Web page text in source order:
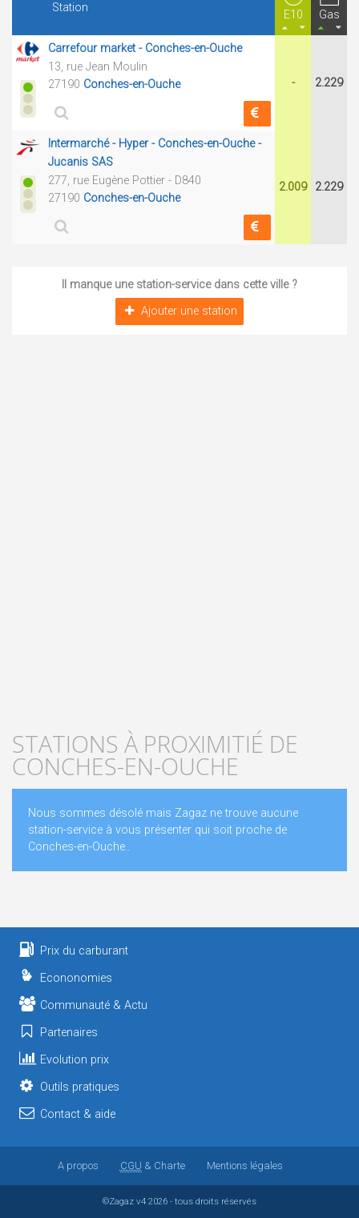
Station
E10 Gas
Carrefour market - Conches-en-Ouche
13, rue Jean Moulin
27190 Conches-en-Ouche - 2.229
Intermarché - Hyper - Conches-en-Ouche -
Jucanis SAS
277, rue Eugène Pottier - D840
27190 Conches-en-Ouche
2.009 2.229
Il manque une station-service dans cette ville ?
Ajouter une station
STATIONS À PROXIMITIÉ DE
CONCHES-EN-OUCHE
Nous sommes désolé mais Zagaz ne trouve aucune
station-service à vous présenter qui soit proche de
Conches-en-Ouche..
Prix du carburant
Econonomies
Communauté & Actu
Partenaires
Evolution prix
Outils pratiques
Contact & aide
A propos CGU & Charte Mentions légales
©Zagaz v4 2026 - tous droits réservés